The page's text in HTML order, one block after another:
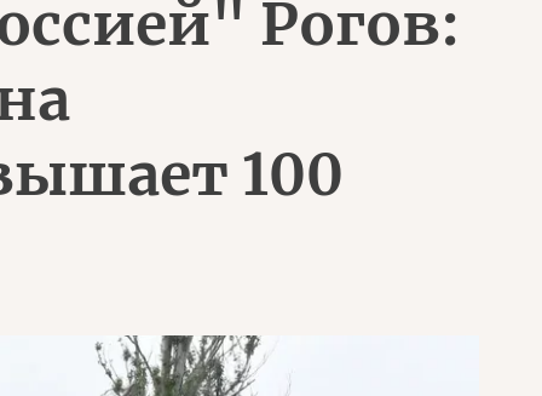
Рогов:
100